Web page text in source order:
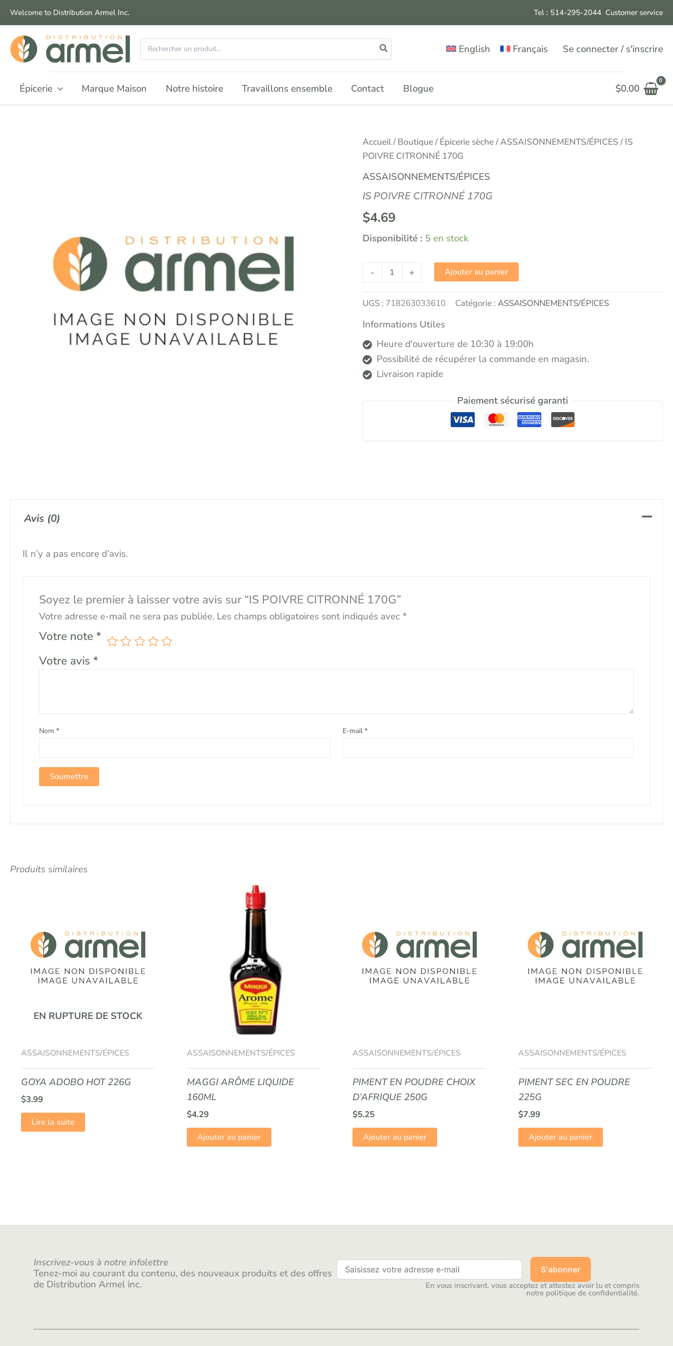
Aller
au
contenu
Welcome to Distribution Armel Inc. Tel : 514-295-2044 Customer service
English Français Se connecter / s'inscrire
Épicerie Marque Maison Notre histoire Travaillons ensemble Contact Blogue $0.00
Accueil/ Boutique/ Épicerie sèche/ASSAISONNEMENTS/ÉPICES/ IS
POIVRE CITRONNÉ 170G
ASSAISONNEMENTS/ÉPICES
IS POIVRE CITRONNÉ 170G
$4.69
Disponibilité : 5 en stock
-
quantité
IS
CITRONNÉ
170G
+ Ajouter au panier
UGS : 718263033610 Catégorie :ASSAISONNEMENTS/ÉPICES
Informations Utiles
Heure d'ouverture de 10:30 à 19:00h
Possibilité de récupérer la commande en magasin.
Livraison rapide
Paiement sécurisé garanti
Avis (0)
Il n’y a pas encore d’avis.
Soyez le premier à laisser votre avis sur “IS POIVRE CITRONNÉ 170G”
Votre adresse e-mail ne sera pas publiée. Les champs obligatoires sont indiqués avec *
Votre note *
Votre avis *
Nom * E-mail *
Produits similaires
EN RUPTURE DE STOCK
ASSAISONNEMENTS/ÉPICES
GOYA ADOBO HOT 226G
$3.99
Lire la suite
ASSAISONNEMENTS/ÉPICES
MAGGI ARÔME LIQUIDE
160ML
$4.29
Ajouter au panier
ASSAISONNEMENTS/ÉPICES
PIMENT EN POUDRE CHOIX
D’AFRIQUE 250G
$5.25
Ajouter au panier
ASSAISONNEMENTS/ÉPICES
PIMENT SEC EN POUDRE
225G
$7.99
Ajouter au panier
Inscrivez-vous à notre infolettre
Tenez-moi au courant du contenu, des nouveaux produits et des offres
de Distribution Armel inc.
S'abonner
En vous inscrivant, vous acceptez et attestez avoir lu et compris
notre politique de confidentialité.